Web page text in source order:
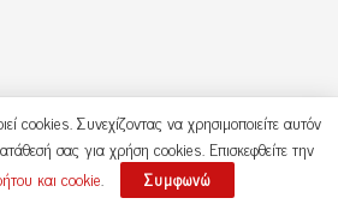
cookies. Συνεχίζοντας να χρησιμοποιείτε αυτόν
σας για χρήση cookies. Επισκεφθείτε την
και cookie. Συμφωνώ